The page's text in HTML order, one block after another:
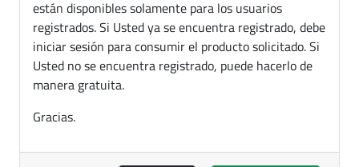
están disponibles solamente para los usuarios
registrados. Si Usted ya se encuentra registrado, debe
iniciar sesión para consumir el producto solicitado. Si
Usted no se encuentra registrado, puede hacerlo de
manera gratuita.
Gracias.